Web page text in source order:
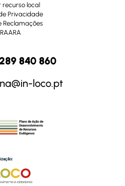
recurso local
Privacidade
Reclamações
RAARA
840 860
loco.pt